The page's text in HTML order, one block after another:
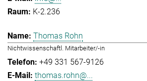
K-2.236
Thomas Rohn
Nichtwissenschaftl. Mitarbeiter/-in
+49 331 567-9126
thomas.rohn@...